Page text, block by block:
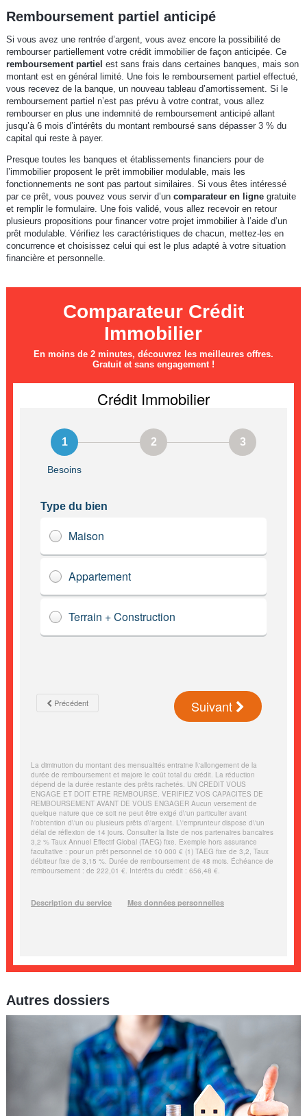
Remboursement partiel anticipé
Si vous avez une rentrée d’argent, vous avez encore la possibilité de
rembourser partiellement votre crédit immobilier de façon anticipée. Ce
remboursement partiel est sans frais dans certaines banques, mais son
montant est en général limité. Une fois le remboursement partiel effectué,
vous recevez de la banque, un nouveau tableau d’amortissement. Si le
remboursement partiel n’est pas prévu à votre contrat, vous allez
rembourser en plus une indemnité de remboursement anticipé allant
jusqu’à 6 mois d’intérêts du montant remboursé sans dépasser 3 % du
capital qui reste à payer.
Presque toutes les banques et établissements financiers pour de
l’immobilier proposent le prêt immobilier modulable, mais les
fonctionnements ne sont pas partout similaires. Si vous êtes intéressé
par ce prêt, vous pouvez vous servir d’un comparateur en lignegratuite
et remplir le formulaire. Une fois validé, vous allez recevoir en retour
plusieurs propositions pour financer votre projet immobilier à l’aide d’un
prêt modulable. Vérifiez les caractéristiques de chacun, mettez-les en
concurrence et choisissez celui qui est le plus adapté à votre situation
financière et personnelle.
Comparateur Crédit
Immobilier
En moins de 2 minutes, découvrez les meilleures offres.
Gratuit et sans engagement !
Autres dossiers